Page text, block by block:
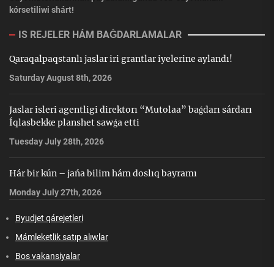
kórsetiliwi shárt!
IS REJELER HÁM BAǴDARLAMALAR
Qaraqalpaqstanlı jaslar iri grantlar iyelerine aylandı!
Saturday August 8th, 2026
Jaslar isleri agentligi direktorı “Mutolaa” baǵdarı sárdarı
Íqlasbekke planshet sawǵa etti
Tuesday July 28th, 2026
Hár bir kún – jańa bilim hám doslıq bayramı
Monday July 27th, 2026
Byudjet qárejetleri
Mámleketlik satıp alıwlar
Bos vakansiyalar